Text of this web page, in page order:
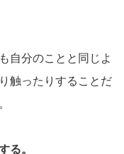
自分のことと同じよ
触ったりすることだ
る。